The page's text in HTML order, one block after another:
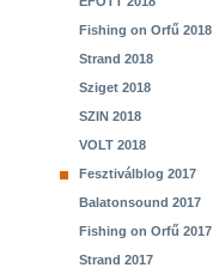
Fishing on Orfű 2018
Strand 2018
Sziget 2018
SZIN 2018
VOLT 2018
Fesztiválblog 2017
Balatonsound 2017
Fishing on Orfű 2017
Strand 2017